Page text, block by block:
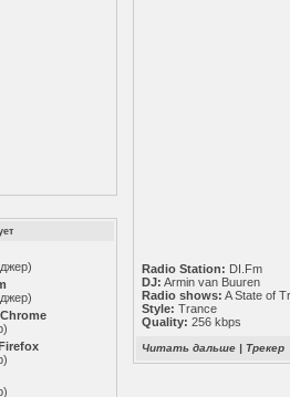
Radio Station: DI.Fm
DJ: Armin van Buuren
Radio shows: A State of
Style: Trance
Quality: 256 kbps
Читать дальше | Трекер